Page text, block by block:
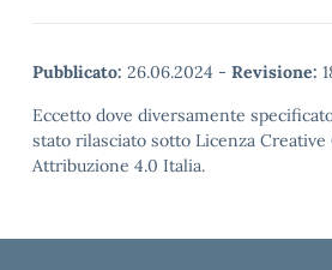
Pubblicato: 26.06.2024 - Revisione:
Eccetto dove diversamente
stato rilasciato sotto Licenza Creative
Attribuzione 4.0 Italia.